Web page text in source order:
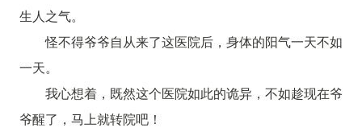
生人之气。
怪不得爷爷自从来了这医院后，身体的阳气一天不如
一天。
我心想着，既然这个医院如此的诡异，不如趁现在爷
爷醒了，马上就转院吧！